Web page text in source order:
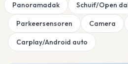
Panoramadak Schuif/Open
Parkeersensoren Camera
Carplay/Android auto